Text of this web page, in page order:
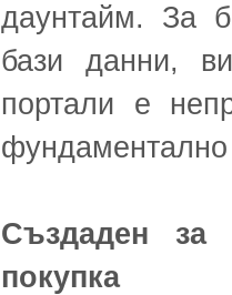
даунтайм. За
бази данни,
портали е
фундаментално
Създаден за
покупка